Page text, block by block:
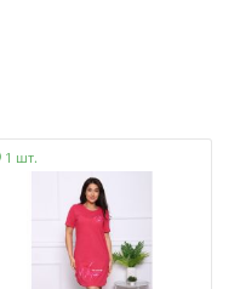
1 шт.